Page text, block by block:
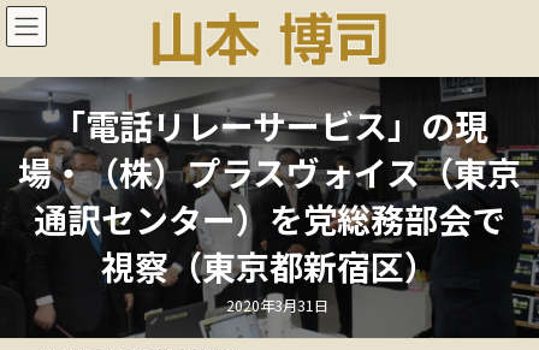
コ
ン
ン
ツ
へ
ナ
ビ
ー
シ
ョ
「電話リレーサービス」の現
場・（株）プラスヴォイス（東京
通訳センター）を党総務部会で
視察（東京都新宿区）
最
終
更
2020年3月31日